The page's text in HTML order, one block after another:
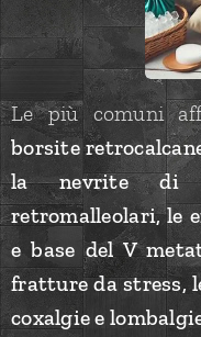
Le più comuni
borsite
la nevrite di
retromalleolari, le
e base del V
fratture da stress,
coxalgie e